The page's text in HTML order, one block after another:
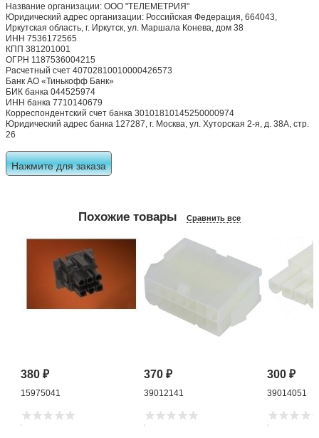
Название организации: ООО "ТЕЛЕМЕТРИЯ"
Юридический адрес организации: Российская Федерация, 664043,
Иркутская область, г. Иркутск, ул. Маршала Конева, дом 38
ИНН 7536172565
КПП 381201001
ОГРН 1187536004215
Расчетный счет 40702810010000426573
Банк АО «Тинькофф Банк»
БИК банка 044525974
ИНН банка 7710140679
Корреспондентский счет банка 30101810145250000974
Юридический адрес банка 127287, г. Москва, ул. Хуторская 2-я, д. 38А, стр.
26
Нажмите для заказа
Похожие товары Сравнить все
380₽
15975041
370₽
39012141
300₽
39014051